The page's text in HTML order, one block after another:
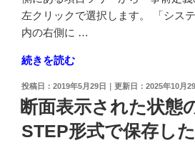
の
ル
を
非
表
に
す
る
方
左クリックで選択します。 「シス
内の右側に …
"新
フ
ァ
イ
続きを読む
投
稿
日:
2019年5月29日 2025年10月
断面表示された状態
STEP形式で保存し